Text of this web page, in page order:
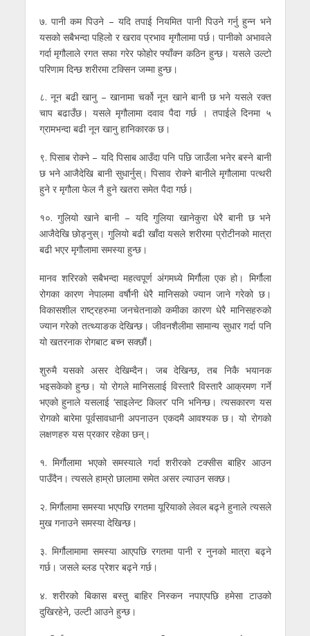
७. पानी कम पिउने – यदि तपाई नियमित पानी पिउने गर्नु हुन्न भने
यसको सबैभन्दा पहिलो र खराव प्रभाव मृगौलामा पर्छ। पानीको अभावले
गर्दा मृगौलाले रगत सफा गरेर फोहोर फ्याँक्न कठिन हुन्छ। यसले उल्टो
परिणाम दिन्छ शरीरमा टक्सिन जम्मा हुन्छ।
८. नून बढी खानु – खानामा चर्को नून खाने बानी छ भने यसले रक्त
चाप बढाउँछ। यसले मृगौलामा दवाव पैदा गर्छ । तपाईले दिनमा ५
ग्रामभन्दा बढी नून खानु हानिकारक छ।
९. पिसाब रोक्ने – यदि पिसाब आउँदा पनि पछि जाउँला भनेर बस्ने बानी
छ भने आजैदेखि बानी सुधार्नुस्। पिसाव रोक्ने बानीले मृगौलामा पत्थरी
हुने र मृगौला फेल नै हुने खतरा समेत पैदा गर्छ।
१०. गुलियो खाने बानी – यदि गुलिया खानेकुरा धेरै बानी छ भने
आजैदेखि छोड्नुस्। गुलियो बढी खाँदा यसले शरीरमा प्रोटीनको मात्रा
बढी भएर मृगौलामा समस्या हुन्छ।
मानव शरिरको सबैभन्दा महत्वपूर्ण अंगमध्ये मिर्गौला एक हो। मिर्गौला
रोगका कारण नेपालमा वर्षौनी धेरै मानिसको ज्यान जाने गरेको छ।
विकासशील राष्ट्रहरुमा जनचेतनाको कमीका कारण धेरै मानिसहरुको
ज्यान गरेको तत्थ्याङक देखिन्छ। जीवनशैलीमा सामान्य सुधार गर्दा पनि
यो खतरनाक रोगबाट बच्न सक्छौं।
शुरुमै यसको असर देखिम्दैन। जब देखिन्छ, तब निकै भयानक
भइसकेको हुन्छ। यो रोगले मानिसलाई विस्तारै विस्तारै आक्रमण गर्ने
भएको हुनाले यसलाई ‘साइलेन्ट किलर’ पनि भनिन्छ। त्यसकारण यस
रोगको बारेमा पूर्वसावधानी अपनाउन एकदमै आवश्यक छ। यो रोगको
लक्षणहरु यस प्रकार रहेका छन्।
१. मिर्गौलामा भएको समस्याले गर्दा शरीरको टक्सीस बाहिर आउन
पाउँदैन। त्यसले हाम्रो छालामा समेत असर ल्याउन सक्छ।
२. मिर्गौलामा समस्या भएपछि रगतमा यूरियाको लेवल बढ्ने हुनाले त्यसले
मुख गनाउने समस्या देखिन्छ।
३. मिर्गौलामामा समस्या आएपछि रगतमा पानी र नुनको मात्रा बढ्ने
गर्छ। जसले ब्लड प्रेशर बढ्ने गर्छ।
४. शरीरको बिकास बस्तु बाहिर निस्कन नपाएपछि हमेसा टाउको
दुखिरहेने, उल्टी आउने हुन्छ।